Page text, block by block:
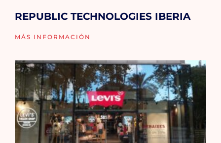
REPUBLIC TECHNOLOGIES IBERIA
MÁS INFORMACIÓN